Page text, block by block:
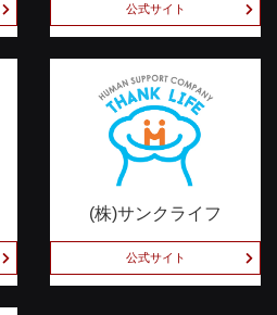
公式サイト
(株)サンクライフ
公式サイト